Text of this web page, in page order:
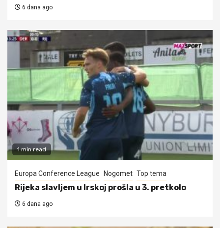
6 dana ago
1 min read
Europa Conference League Nogomet Top tema
Rijeka slavljem u Irskoj prošla u 3. pretkolo
6 dana ago